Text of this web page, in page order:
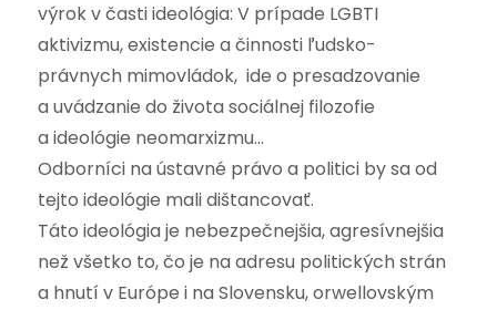
výrok v časti ideológia: V prípade LGBTI
aktivizmu, existencie a činnosti ľudsko-
právnych mimovládok, ide o presadzovanie
a uvádzanie do života sociálnej filozofie
a ideológie neomarxizmu…
Odborníci na ústavné právo a politici by sa od
tejto ideológie mali dištancovať.
Táto ideológia je nebezpečnejšia, agresívnejšia
než všetko to, čo je na adresu politických strán
a hnutí v Európe i na Slovensku, orwellovským